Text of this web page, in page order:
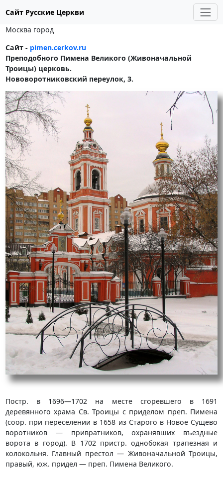
Сайт Русские Церкви
Москва город
Сайт - pimen.cerkov.ru
Преподобного Пимена Великого (Живоначальной
Троицы) церковь.
Нововоротниковский переулок, 3.
Постр. в 1696—1702 на месте сгоревшего в 1691
деревянного храма Св. Троицы с приделом преп. Пимена
(coop. при переселении в 1658 из Старого в Новое Сущево
воротников — привратников, охранявших въездные
ворота в город). В 1702 пристр. однобокая трапезная и
колокольня. Главный престол — Живоначальной Троицы,
правый, юж. придел — преп. Пимена Великого.